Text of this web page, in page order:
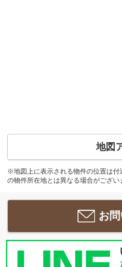
地図
※地図上に表示される物件の位置は付
の物件所在地とは異なる場合がござい
お